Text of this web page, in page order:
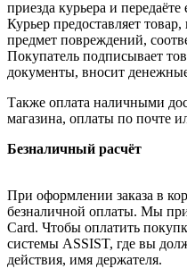
приезда курьера и
Курьер предоставляет
предмет повреждений,
Покупатель подписывает
документы, вносит
Также оплата наличными
магазина, оплаты по почте
Безналичный расчёт
При оформлении заказа в
безналичной оплаты. Мы
Card. Чтобы оплатить
системы ASSIST, где вы
действия, имя держателя.